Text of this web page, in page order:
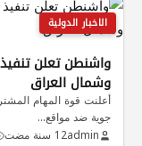
الاخبار الدولية
واشنطن تعلن
وشمال العراق
أعلنت قوة المهام
جوية ضد مواقع…
admin12 سنة مضت